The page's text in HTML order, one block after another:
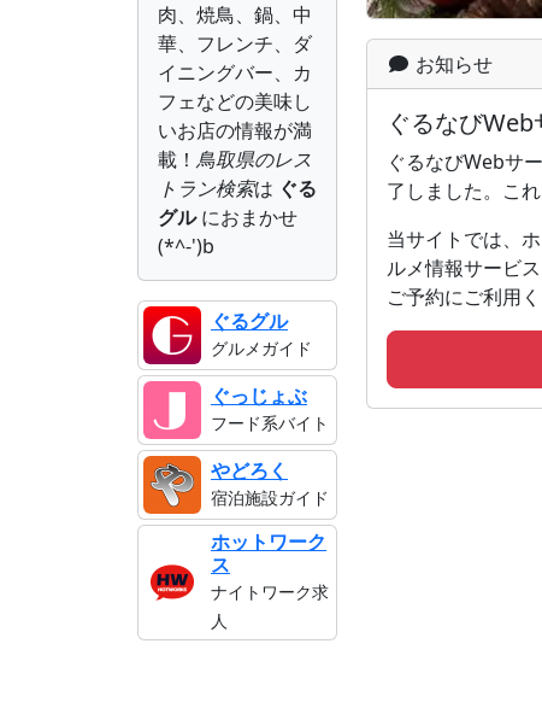
お知らせ
ぐるなび
ぐるなびWebサ
了しました。こ
当サイトでは、
ルメ情報サービ
ご予約にご利用く
肉、焼鳥、鍋、中
華、フレンチ、ダ
イニングバー、カ
フェなどの美味し
いお店の情報が満
載！ 鳥取県のレス
トラン検索は ぐる
グルにおまかせ
(*^-')b
ぐるグル
グルメガイド
ぐっじょぶ
フード系バイト
やどろく
宿泊施設ガイド
ホットワーク
ス
ナイトワーク求
人